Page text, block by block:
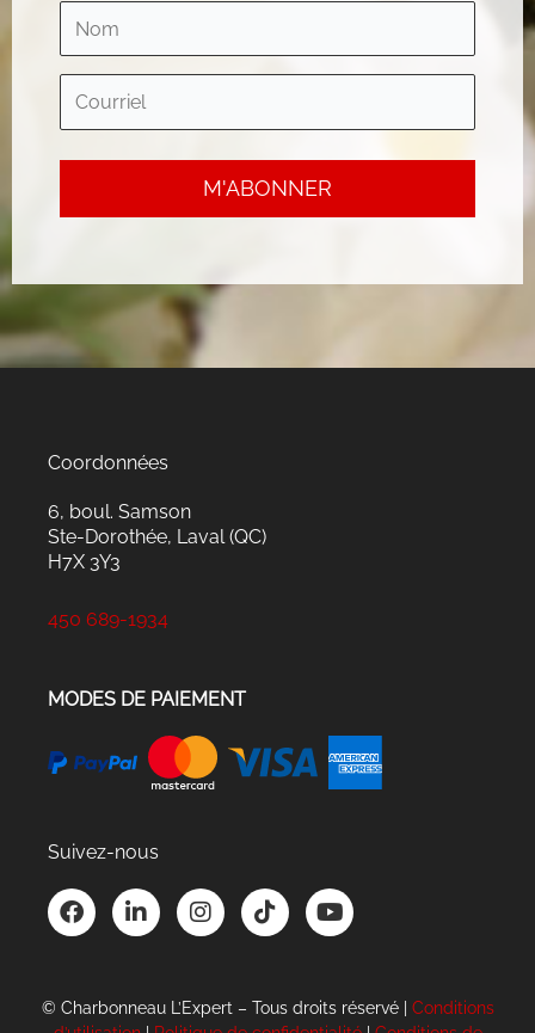
Coordonnées
6, boul. Samson
Ste-Dorothée, Laval (QC)
H7X 3Y3
450 689-1934
MODES DE PAIEMENT
Suivez-nous
F
a
b
o
L
i
d
I
n
g
T
i
k
Y
o
b
© Charbonneau L’Expert – Tous droits réservé | Conditions